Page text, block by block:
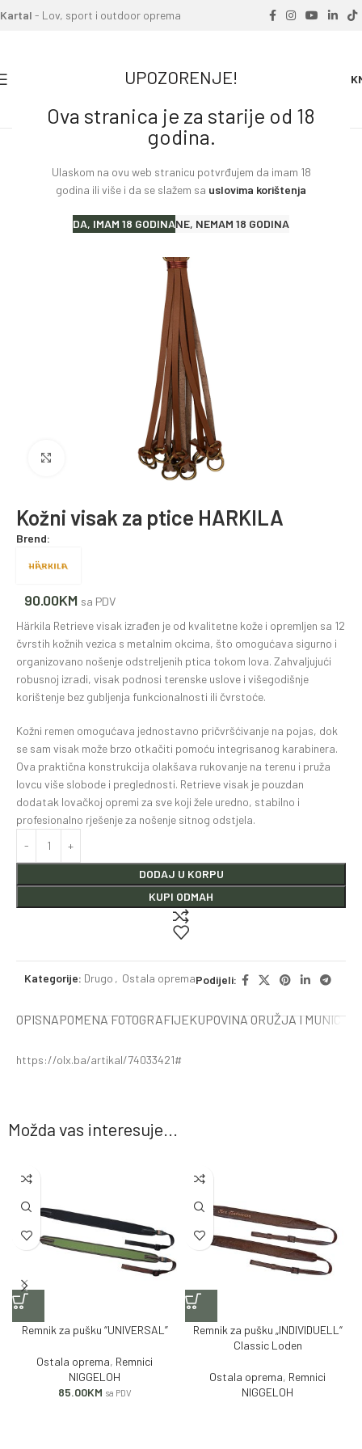
UPOZORENJE!
Ova stranica je za starije od 18
godina.
Ulaskom na ovu web stranicu potvrđujem da imam 18
godina ili više i da se slažem sa uslovima korištenja
DA, IMAM 18 GODINANE, NEMAM 18 GODINA
Kartal - Lov, sport i outdoor oprema
»Proizvodi »Kožni visak za ptice HARKILA
Povećajte fotografiju
Kožni visak za ptice HARKILA
Brend:
90.00KM sa PDV
Härkila Retrieve visak izrađen je od kvalitetne kože i opremljen sa 12
čvrstih kožnih vezica s metalnim okcima, što omogućava sigurno i
organizovano nošenje odstreljenih ptica tokom lova. Zahvaljujući
robusnoj izradi, visak podnosi terenske uslove i višegodišnje
korištenje bez gubljenja funkcionalnosti ili čvrstoće.
Kožni remen omogućava jednostavno pričvršćivanje na pojas, dok
se sam visak može brzo otkačiti pomoću integrisanog karabinera.
Ova praktična konstrukcija olakšava rukovanje na terenu i pruža
lovcu više slobode i preglednosti. Retrieve visak je pouzdan
dodatak lovačkoj opremi za sve koji žele uredno, stabilno i
profesionalno rješenje za nošenje sitnog odstjela.
DODAJ U KORPU
KUPI ODMAH
Kategorije: Drugo , Ostala opremaPodijeli:
OPISNAPOMENA FOTOGRAFIJEKUPOVINA ORUŽJA I MUNICIJE
https://olx.ba/artikal/74033421#
Možda vas interesuje...
Remnik za pušku “UNIVERSAL”
Ostala oprema, Remnici
NIGGELOH
85.00KM sa PDV
Remnik za pušku „INDIVIDUELL“
Classic Loden
Ostala oprema, Remnici
NIGGELOH